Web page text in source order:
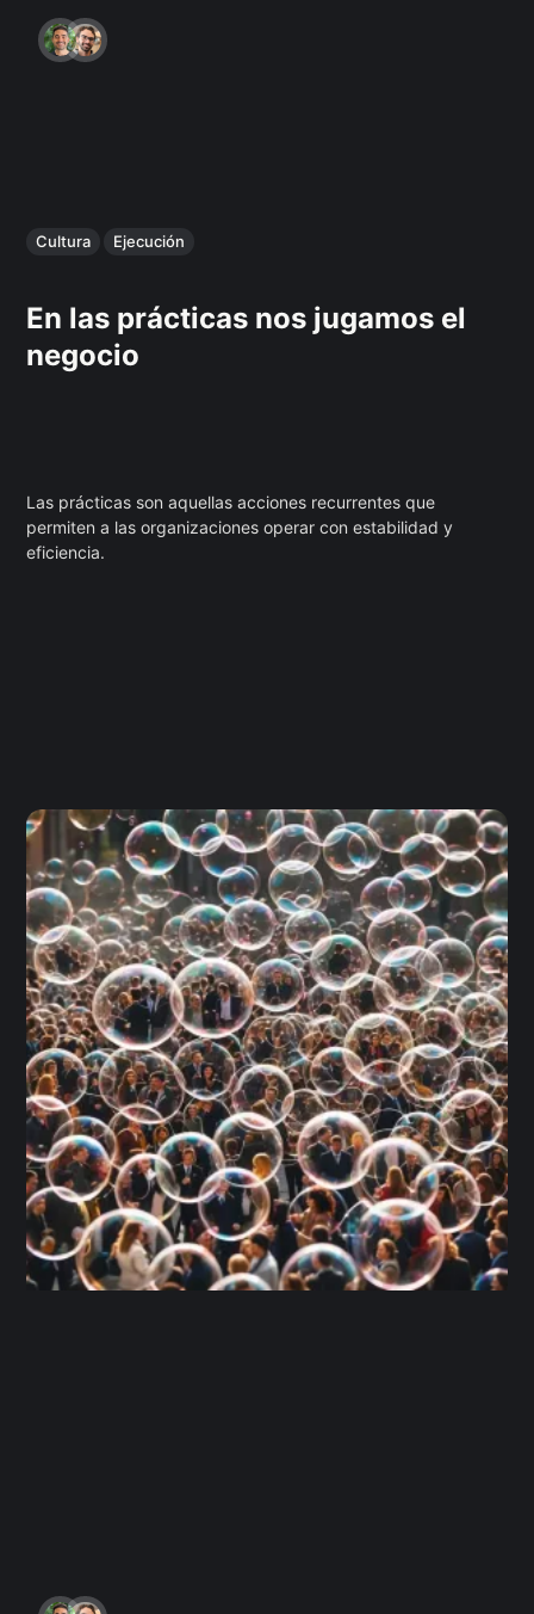
Cultura Ejecución
En las prácticas nos jugamos el
negocio
Las prácticas son aquellas acciones recurrentes que
permiten a las organizaciones operar con estabilidad y
eficiencia.